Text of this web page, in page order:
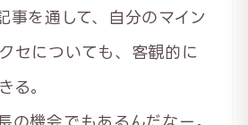
事を通して、自分のマイン
セについても、客観的に
る。